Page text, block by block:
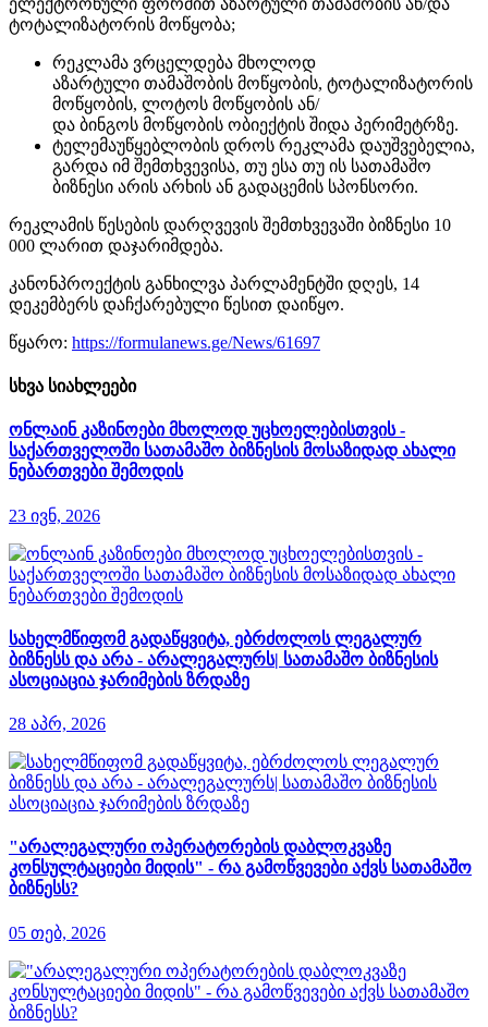
ტოტალიზატორის მოწყობა;
რეკლამა ვრცელდება მხოლოდ
აზარტული თამაშობის მოწყობის, ტოტალიზატორის
მოწყობის, ლოტოს მოწყობის ან/
და ბინგოს მოწყობის ობიექტის შიდა პერიმეტრზე.
ტელემაუწყებლობის დროს რეკლამა დაუშვებელია,
გარდა იმ შემთხვევისა, თუ ესა თუ ის სათამაშო
ბიზნესი არის არხის ან გადაცემის სპონსორი.
რეკლამის წესების დარღვევის შემთხვევაში ბიზნესი 10
000 ლარით დაჯარიმდება.
კანონპროექტის განხილვა პარლამენტში დღეს, 14
დეკემბერს დაჩქარებული წესით დაიწყო.
წყარო: https://formulanews.ge/News/61697
სხვა სიახლეები
ონლაინ კაზინოები მხოლოდ უცხოელებისთვის -
საქართველოში სათამაშო ბიზნესის მოსაზიდად ახალი
ნებართვები შემოდის
23 ივნ, 2026
სახელმწიფომ გადაწყვიტა, ებრძოლოს ლეგალურ
ბიზნესს და არა - არალეგალურს| სათამაშო ბიზნესის
ასოციაცია ჯარიმების ზრდაზე
28 აპრ, 2026
"არალეგალური ოპერატორების დაბლოკვაზე
კონსულტაციები მიდის" - რა გამოწვევები აქვს სათამაშო
ბიზნესს?
05 თებ, 2026